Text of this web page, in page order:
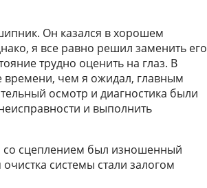
Он казался в хорошем
я все равно решил заменить его
трудно оценить на глаз. В
времени, чем я ожидал, главным
осмотр и диагностика были
и выполнить
со сцеплением был изношенный
системы стали залогом